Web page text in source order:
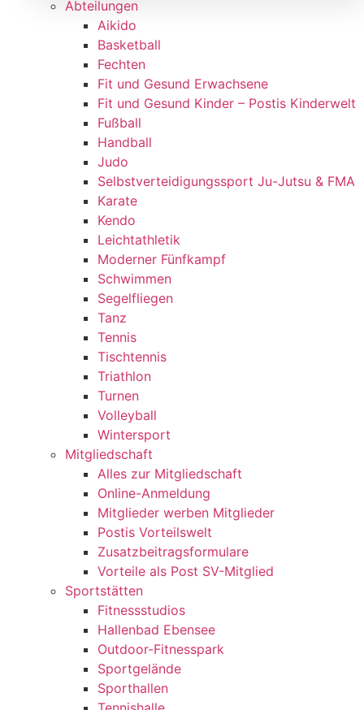
Abteilungen
Aikido
Basketball
Fechten
Fit und Gesund Erwachsene
Fit und Gesund Kinder – Postis Kinderwelt
Fußball
Handball
Judo
Selbstverteidigungssport Ju-Jutsu & FMA
Karate
Kendo
Leichtathletik
Moderner Fünfkampf
Schwimmen
Segelfliegen
Tanz
Tennis
Tischtennis
Triathlon
Turnen
Volleyball
Wintersport
Mitgliedschaft
Alles zur Mitgliedschaft
Online-Anmeldung
Mitglieder werben Mitglieder
Postis Vorteilswelt
Zusatzbeitragsformulare
Vorteile als Post SV-Mitglied
Sportstätten
Fitnessstudios
Hallenbad Ebensee
Outdoor-Fitnesspark
Sportgelände
Sporthallen